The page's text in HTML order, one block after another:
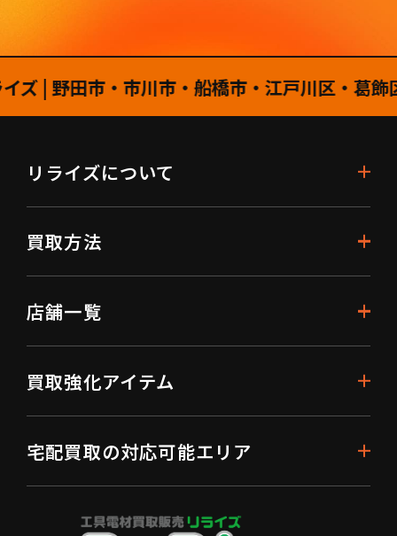
田市・市川市・船橋市・江戸川区・葛飾区
リライズについて
買取方法
店舗一覧
買取強化アイテム
宅配買取の対応可能エリア